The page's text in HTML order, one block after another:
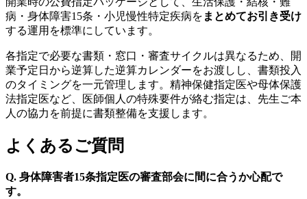
病・身体障害15条・小児慢性特定疾病を まとめてお引き受け
する運用を標準にしています。
各指定で必要な書類・窓口・審査サイクルは異なるため、開
業予定日から逆算した逆算カレンダーをお渡しし、書類投入
のタイミングを一元管理します。精神保健指定医や母体保護
法指定医など、医師個人の特殊要件が絡む指定は、先生ご本
人の協力を前提に書類整備を支援します。
よくあるご質問
Q. 身体障害者15条指定医の審査部会に間に合うか心配で
す。